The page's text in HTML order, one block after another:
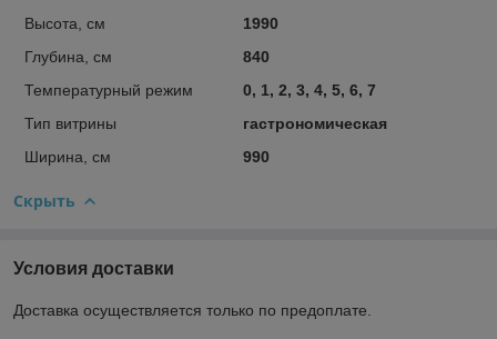
Высота, см
1990
Глубина, см
840
Температурный режим
0, 1, 2, 3, 4, 5, 6, 7
Тип витрины
гастрономическая
Ширина, см
990
Скрыть
Условия доставки
Доставка осуществляется только по предоплате.